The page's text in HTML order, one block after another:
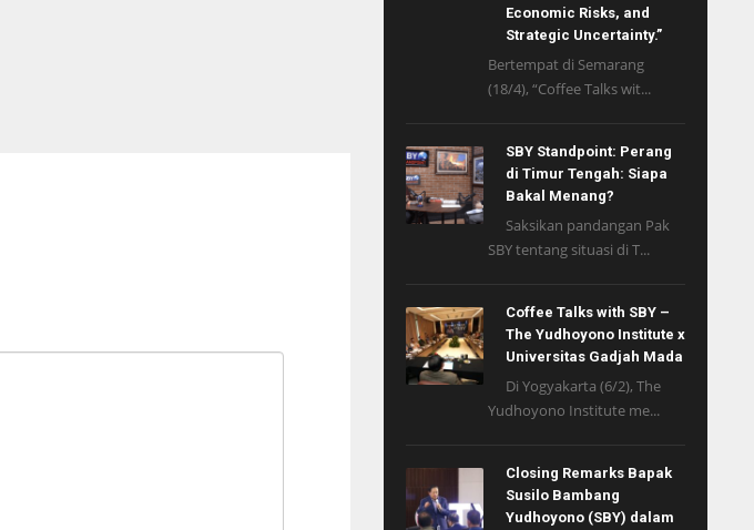
Economic Risks, and
Strategic Uncertainty.”
Bertempat di Semarang
(18/4), “Coffee Talks wit...
SBY Standpoint: Perang
di Timur Tengah: Siapa
Bakal Menang?
Saksikan pandangan Pak
SBY tentang situasi di T...
Coffee Talks with SBY –
The Yudhoyono Institute x
Universitas Gadjah Mada
Di Yogyakarta (6/2), The
Yudhoyono Institute me...
Closing Remarks Bapak
Susilo Bambang
Yudhoyono (SBY) dalam